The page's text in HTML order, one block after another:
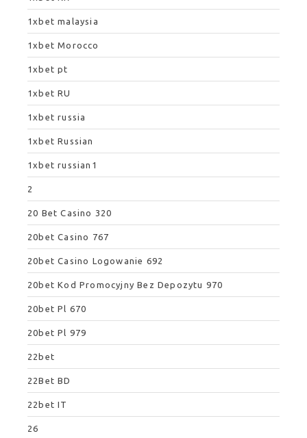
1xbet malaysia
1xbet Morocco
1xbet pt
1xbet RU
1xbet russia
1xbet Russian
1xbet russian1
2
20 Bet Casino 320
20bet Casino 767
20bet Casino Logowanie 692
20bet Kod Promocyjny Bez Depozytu 970
20bet Pl 670
20bet Pl 979
22bet
22Bet BD
22bet IT
26